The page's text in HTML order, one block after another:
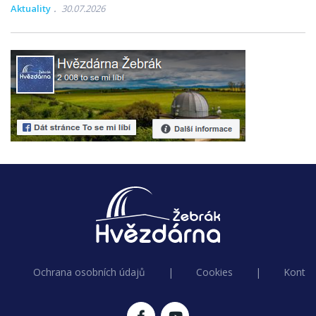
Aktuality 30.07.2026
Ochrana osobních údajů | Cookies |